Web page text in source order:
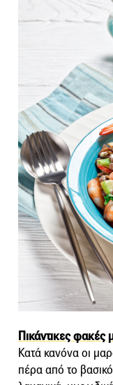
Πικάντικες φακές
Κατά κανόνα οι
πέρα από το